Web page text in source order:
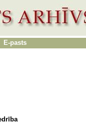
E-pasts